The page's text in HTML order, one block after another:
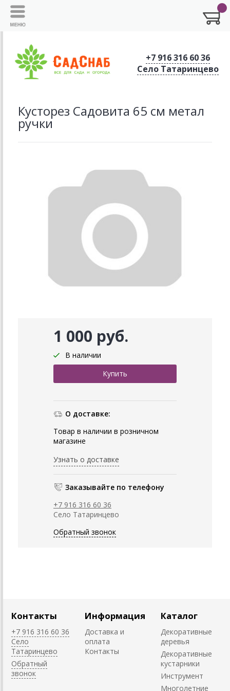
+7 916 316 60 36
Село Татаринцево
Кусторез Садовита 65 см метал
ручки
1 000 руб.
В наличии
О доставке:
Товар в наличии в розничном
магазине
Узнать о доставке
Заказывайте по телефону
+7 916 316 60 36
Село Татаринцево
Обратный звонок
Контакты
+7 916 316 60 36
Село
Татаринцево
Обратный
звонок
Информация
Доставка и
оплата
Контакты
Каталог
Декоративные
деревья
Декоративные
кустарники
Инструмент
Многолетние